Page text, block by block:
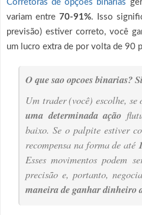
Corretoras de opções binárias
variam entre 70-­91%. Isso
previsão) estiver correto, você
um lucro extra de por volta de 90
O que sao opcoes binarias?
Um trader (você) escolhe, se
uma determinada ação
baixo. Se o palpite estiver
recompensa na forma de até
Esses movimentos podem
precisão e, portanto,
maneira de ganhar dinheiro